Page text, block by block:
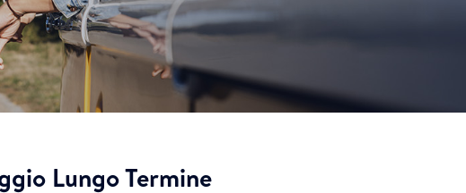
Lungo Termine